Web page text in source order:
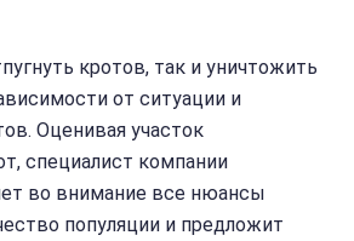
кротов, так и уничтожить
от ситуации и
Оценивая участок
специалист компании
во внимание все нюансы
популяции и предложит